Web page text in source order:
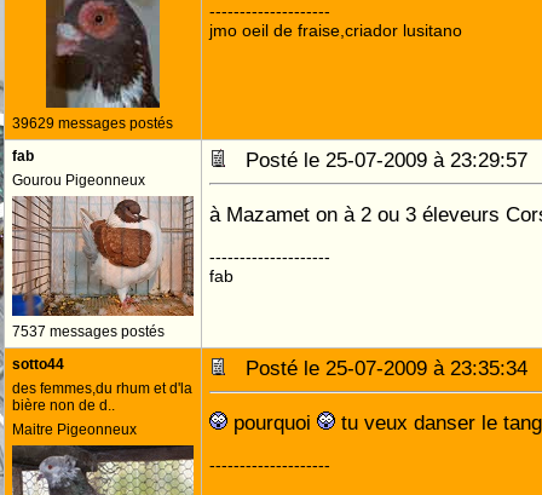
39629 messages postés
--------------------
jmo oeil de fraise,criador lusitano
fab
Gourou Pigeonneux
7537 messages postés
Posté le 25-07-2009 à
à Mazamet on à 2 ou 3 éleveurs
--------------------
fab
sotto44
des femmes,du rhum et d'la
bière non de d..
Maitre Pigeonneux
Posté le 25-07-2009 à
pourquoi tu veux danser le
--------------------